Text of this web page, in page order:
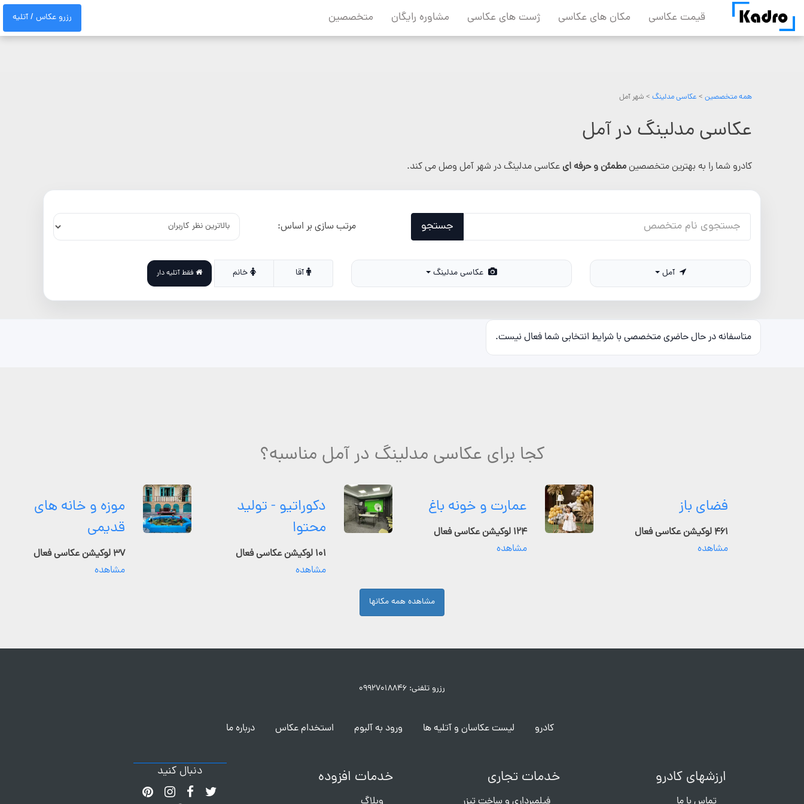
content
قیمت عکاسی مکان های عکاسی ژست های عکاسی مشاوره رایگان متخصصین رزرو عکاس / آتلیه
همه متخصصین > عکاسی مدلینگ > شهر آمل
عکاسی مدلینگ در آمل
کادرو شما را به بهترین متخصصینمطمئن و حرفه ایعکاسی مدلینگ در شهر آمل وصل می کند.
جستجو مرتب سازی بر اساس:
آمل عکاسی مدلینگ آقا خانم فقط آتلیه دار
متاسفانه در حال حاضری متخصصی با شرایط انتخابی شما فعال نیست.
کجا برای عکاسی مدلینگ در آمل مناسبه؟
فضای باز
۴۶۱ لوکیشن عکاسی فعال
مشاهده
عمارت و خونه باغ
۱۲۴ لوکیشن عکاسی فعال
مشاهده
دکوراتیو - تولید
محتوا
۱۰۱ لوکیشن عکاسی فعال
مشاهده
موزه و خانه های
قدیمی
۳۷ لوکیشن عکاسی فعال
مشاهده
مشاهده همه مکانها
رزرو تلفنی: ۰۹۹۲۷۰۱۸۸۴۶
کادرو لیست عکاسان و آتلیه ها ورود به آلبوم استخدام عکاس درباره ما
ارزشهای کادرو خدمات تجاری خدمات افزوده دنبال کنید